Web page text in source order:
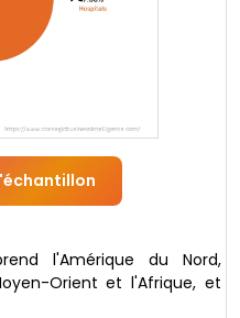
l'Amérique du Nord,
Orient et l'Afrique, et